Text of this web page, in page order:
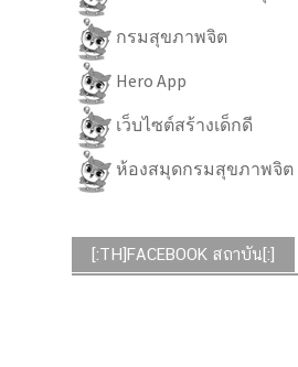
กรมสุขภาพจิต
Hero App
เว็บไซต์สร้างเด็กดี
ห้องสมุดกรมสุขภาพจิต
[:TH]FACEBOOK สถาบัน[:]